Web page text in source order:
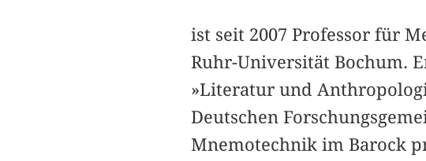
ist seit 2007 Professor für
Ruhr-Universität Bochum.
»Literatur und
Deutschen
Mnemotechnik im Barock